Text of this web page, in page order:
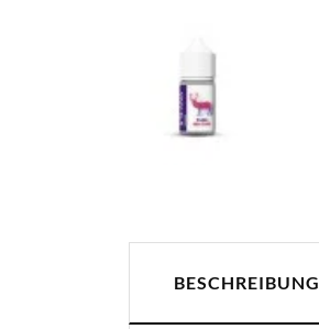
BESCHREIBUNG